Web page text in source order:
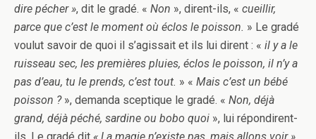
dire pécher », dit le gradé. « Non », dirent-ils, « cueillir,
parce que c’est le moment où éclos le poisson. » Le gradé
voulut savoir de quoi il s’agissait et ils lui dirent : « il y a le
ruisseau sec, les premières pluies, éclos le poisson, il n’y a
pas d’eau, tu le prends, c’est tout. » « Mais c’est un bébé
poisson ? », demanda sceptique le gradé. « Non, déjà
grand, déjà péché, sardine ou bobo quoi », lui répondirent-